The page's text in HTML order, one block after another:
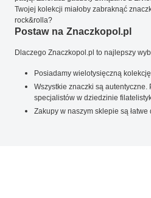
Twojej kolekcji miałoby zabraknąć
rock&rolla?
Postaw na Znaczkopol.pl
Dlaczego Znaczkopol.pl to najlepszy
Posiadamy wielotysięczną
Wszystkie znaczki są
specjalistów w dziedzinie
Zakupy w naszym sklepie są